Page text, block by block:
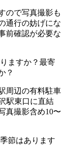
ので写真撮影も
通行の妨げにな
前確認が必要な
ますか？最寄
？
周辺の有料駐車
駅東口に直結
真撮影含め10〜
節はあります